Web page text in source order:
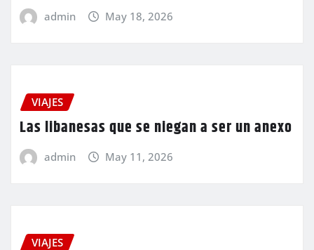
admin May 18, 2026
VIAJES
Las libanesas que se niegan a ser un anexo
admin May 11, 2026
VIAJES